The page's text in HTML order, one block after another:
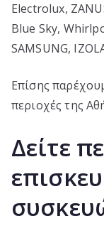
Electrolux,
Blue Sky,
SAMSUNG,
Επίσης
περιοχές της
Δείτε